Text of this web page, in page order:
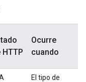
HTTP
Ocurre
cuando
El tipo de